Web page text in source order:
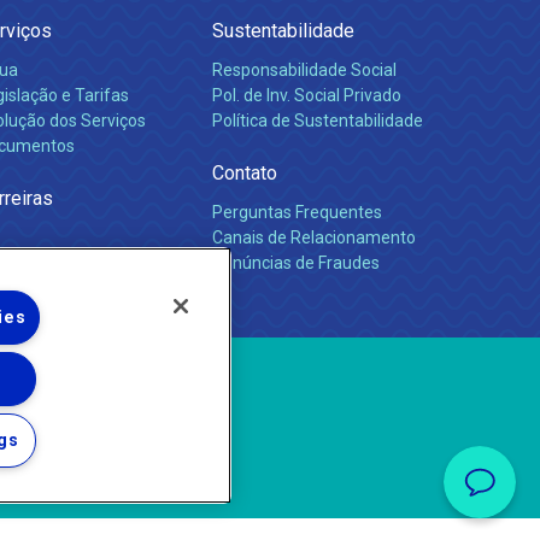
e Tarifas
dos Serviços
Sustentabilidade
Responsabilidade Social
Pol. de Inv. Social Privado
Política de Sustentabilidade
Contato
Perguntas Frequentes
Canais de Relacionamento
Denúncias de Fraudes